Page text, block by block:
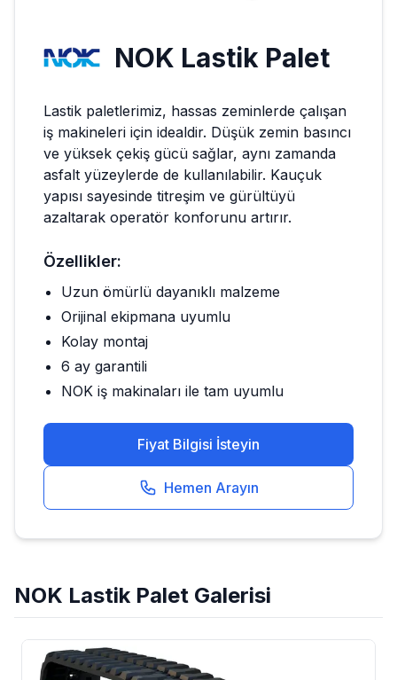
NOK Lastik Palet
Lastik paletlerimiz, hassas zeminlerde çalışan
iş makineleri için idealdir. Düşük zemin basıncı
ve yüksek çekiş gücü sağlar, aynı zamanda
asfalt yüzeylerde de kullanılabilir. Kauçuk
yapısı sayesinde titreşim ve gürültüyü
azaltarak operatör konforunu artırır.
Özellikler:
Uzun ömürlü dayanıklı malzeme
Orijinal ekipmana uyumlu
Kolay montaj
6 ay garantili
NOK iş makinaları ile tam uyumlu
Fiyat Bilgisi İsteyin
Hemen Arayın
NOK Lastik Palet Galerisi